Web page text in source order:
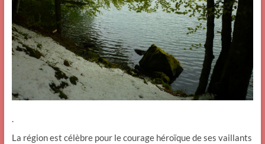
La région est célèbre pour le courage héroïque de ses vaillants